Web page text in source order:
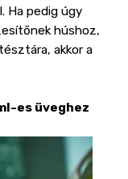
Ha pedig úgy
húshoz,
akkor a
es üveghez